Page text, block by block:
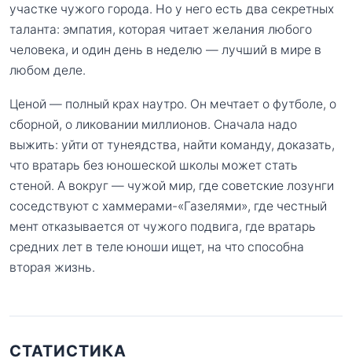
участке чужого города. Но у него есть два секретных
таланта: эмпатия, которая читает желания любого
человека, и один день в неделю — лучший в мире в
любом деле.
Ценой — полный крах наутро. Он мечтает о футболе, о
сборной, о ликовании миллионов. Сначала надо
выжить: уйти от тунеядства, найти команду, доказать,
что вратарь без юношеской школы может стать
стеной. А вокруг — чужой мир, где советские лозунги
соседствуют с хаммерами-«Газелями», где честный
мент отказывается от чужого подвига, где вратарь
средних лет в теле юноши ищет, на что способна
вторая жизнь.
СТАТИСТИКА